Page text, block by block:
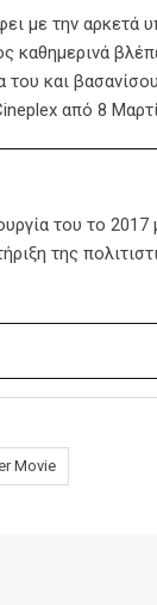
με την αρκετά
και
από 8
του το
της
Movie